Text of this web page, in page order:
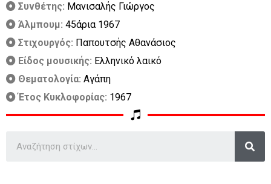
Συνθέτης: Μανισαλής Γιώργος
Άλμπουμ: 45άρια 1967
Στιχουργός: Παπουτσής Αθανάσιος
Είδος μουσικής: Ελληνικό λαικό
Θεματολογία: Αγάπη
Έτος Κυκλοφορίας: 1967